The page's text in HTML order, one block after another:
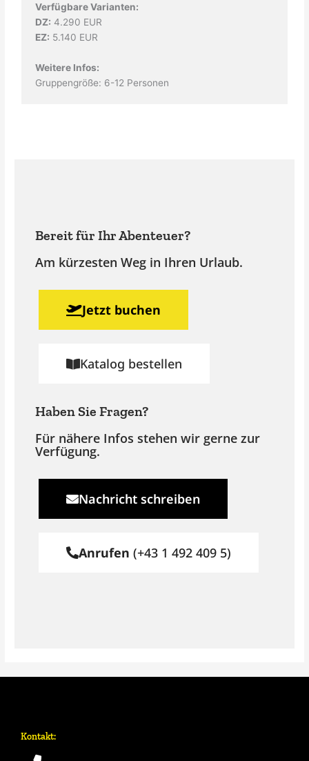
Verfügbare Varianten:
DZ: 4.290 EUR
EZ: 5.140 EUR
Weitere Infos:
Gruppengröße: 6-12 Personen
Bereit für Ihr Abenteuer?
Am kürzesten Weg in Ihren Urlaub.
Jetzt buchen
Katalog bestellen
Haben Sie Fragen?
Für nähere Infos stehen wir gerne zur
Verfügung.
Nachricht schreiben
Anrufen (+43 1 492 409 5)
Kontakt: